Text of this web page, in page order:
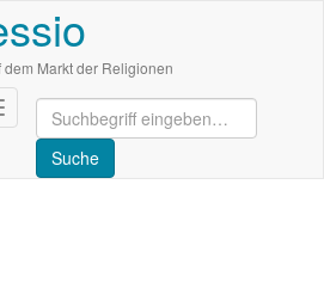
Markt der Religionen
deaktivieren